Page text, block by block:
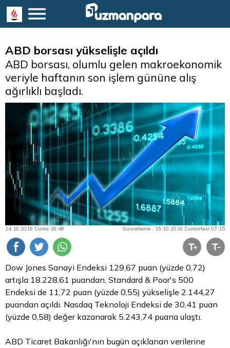
ABD borsası yükselişle açıldı
ABD borsası, olumlu gelen makroekonomik
veriyle haftanın son işlem gününe alış
ağırlıklı başladı.
14.10.2016 Cuma 16:48 Güncelleme : 15.10.2016 Cumartesi 07:15
Dow Jones Sanayi Endeksi 129,67 puan (yüzde 0,72)
artışla 18.228,61 puandan, Standard & Poor's 500
Endeksi de 11,72 puan (yüzde 0,55) yükselişle 2.144,27
puandan açıldı. Nasdaq Teknoloji Endeksi de 30,41 puan
(yüzde 0,58) değer kazanarak 5.243,74 puana ulaştı.
ABD Ticaret Bakanlığı'nın bugün açıklanan verilerine